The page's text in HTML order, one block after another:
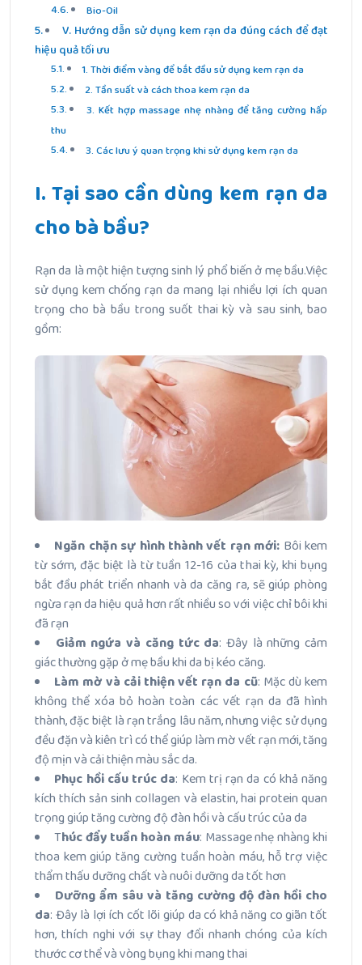
Bio-Oil
V. Hướng dẫn sử dụng kem rạn da đúng cách để đạt
hiệu quả tối ưu
1. Thời điểm vàng để bắt đầu sử dụng kem rạn da
2. Tần suất và cách thoa kem rạn da
3. Kết hợp massage nhẹ nhàng để tăng cường hấp
thu
3. Các lưu ý quan trọng khi sử dụng kem rạn da
I. Tại sao cần dùng kem rạn da
cho bà bầu?
Rạn da là một hiện tượng sinh lý phổ biến ở mẹ bầu.Việc
sử dụng kem chống rạn da mang lại nhiều lợi ích quan
trọng cho bà bầu trong suốt thai kỳ và sau sinh, bao
gồm:
Ngăn chặn sự hình thành vết rạn mới: Bôi kem
từ sớm, đặc biệt là từ tuần 12-16 của thai kỳ, khi bụng
bắt đầu phát triển nhanh và da căng ra, sẽ giúp phòng
ngừa rạn da hiệu quả hơn rất nhiều so với việc chỉ bôi khi
đã rạn
Giảm ngứa và căng tức da: Đây là những cảm
giác thường gặp ở mẹ bầu khi da bị kéo căng.
Làm mờ và cải thiện vết rạn da cũ: Mặc dù kem
không thể xóa bỏ hoàn toàn các vết rạn da đã hình
thành, đặc biệt là rạn trắng lâu năm, nhưng việc sử dụng
đều đặn và kiên trì có thể giúp làm mờ vết rạn mới, tăng
độ mịn và cải thiện màu sắc da.
Phục hồi cấu trúc da: Kem trị rạn da có khả năng
kích thích sản sinh collagen và elastin, hai protein quan
trọng giúp tăng cường độ đàn hồi và cấu trúc của da
Thúc đẩy tuần hoàn máu: Massage nhẹ nhàng khi
thoa kem giúp tăng cường tuần hoàn máu, hỗ trợ việc
thẩm thấu dưỡng chất và nuôi dưỡng da tốt hơn
Dưỡng ẩm sâu và tăng cường độ đàn hồi cho
da: Đây là lợi ích cốt lõi giúp da có khả năng co giãn tốt
hơn, thích nghi với sự thay đổi nhanh chóng của kích
thước cơ thể và vòng bụng khi mang thai